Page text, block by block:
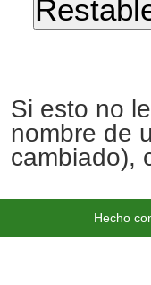
Si esto no
nombre de
cambiado),
Hecho